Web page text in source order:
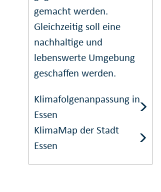
gemacht werden.
Gleichzeitig soll eine
nachhaltige und
lebenswerte Umgebung
geschaffen werden.
Klimafolgenanpassung in
Essen
KlimaMap der Stadt
Essen